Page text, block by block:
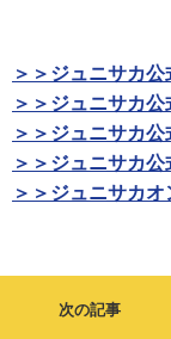
＞＞ジュニサカ
＞＞ジュニサカ
＞＞ジュニサカ
＞＞ジュニサカ
＞＞ジュニサカ
次の記事